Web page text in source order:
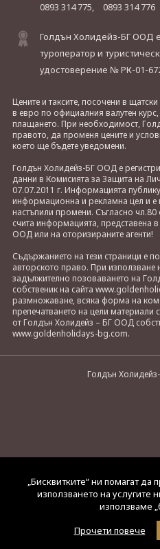
0893 314 775,
0893 314 776
Голдън Холидейз-БГ ООД
туроператор и
удостоверение № РК-01-
Цените и таксите, посочени в
в евро по официалния валутен
плащането. При необходимост,
правото, да променя цените и
което ще бъдете уведомени.
Голдън Холидейз-БГ ООД е
данни в Комисията за Защита на
07.07.2011 г. Информацията
информационна и рекламна цел и
настъпили промени. Съгласно
счита информацията, представена
ООД или на оторизираните агенти!
Съдържанието на тези страници е
авторското право. При използване
задължително позоваването на
собственик на сайта
размножаване, всяка форма на
препечатването на цели материали
от Голдън Холидейз – БГ ООД
www.goldenholidays-bg.com.
Голдън
„Бисквитките“ ни помагат да
използването на
използваме
Прочети повече